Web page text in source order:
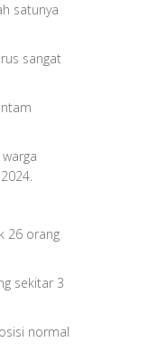
satunya
sangat
26 orang
sekitar 3
normal